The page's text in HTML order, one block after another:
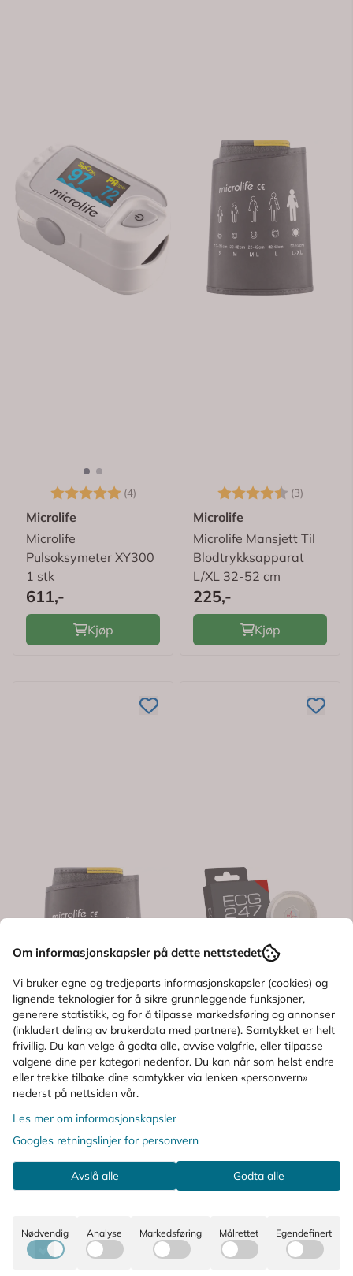
Karakter: (4)
5.0 av 5 mulige
Microlife
Microlife
Pulsoksymeter XY300
1 stk
611,-
Kjøp
Karakter: (3)
Microlife
Microlife Mansjett Til
Blodtrykksapparat
L/XL 32-52 cm
225,-
Kjøp
Microlife
Norgesplaster
Om informasjonskapsler på dette nettstedet
Vi bruker egne og tredjeparts informasjonskapsler (cookies) og
lignende teknologier for å sikre grunnleggende funksjoner,
generere statistikk, og for å tilpasse markedsføring og annonser
(inkludert deling av brukerdata med partnere). Samtykket er helt
frivillig. Du kan velge å godta alle, avvise valgfrie, eller tilpasse
valgene dine per kategori nedenfor. Du kan når som helst endre
eller trekke tilbake dine samtykker via lenken «personvern»
nederst på nettsiden vår.
Les mer om informasjonskapsler
Googles retningslinjer for personvern
Avslå alle Godta alle
Nødvendig Analyse Markedsføring Målrettet Egendefinert